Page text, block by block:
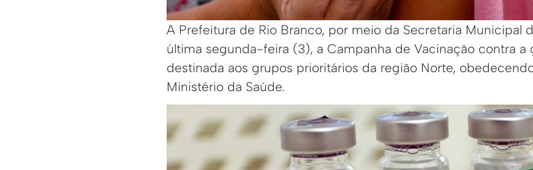
A Prefeitura de Rio Branco, por meio da Secretaria Municipal
última segunda-feira (3), a Campanha de Vacinação contra a
destinada aos grupos prioritários da região Norte,
Ministério da Saúde.